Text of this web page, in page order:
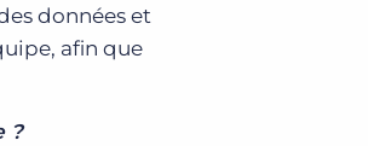
données et
afin que
?